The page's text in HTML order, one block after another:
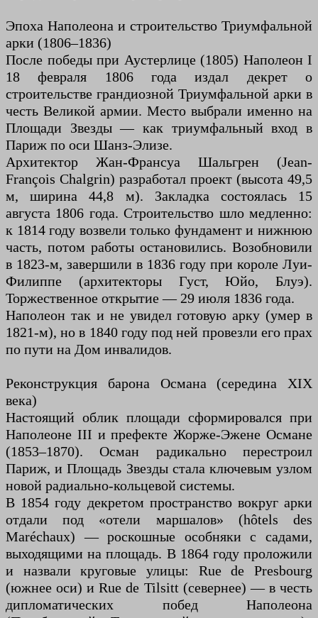
Эпоха Наполеона и строительство Триумфальной
арки (1806–1836)
После победы при Аустерлице (1805) Наполеон I
18 февраля 1806 года издал декрет о
строительстве грандиозной Триумфальной арки в
честь Великой армии. Место выбрали именно на
Площади Звезды — как триумфальный вход в
Париж по оси Шанз-Элизе.
Архитектор Жан-Франсуа Шальгрен (Jean-
François Chalgrin) разработал проект (высота 49,5
м, ширина 44,8 м). Закладка состоялась 15
августа 1806 года. Строительство шло медленно:
к 1814 году возвели только фундамент и нижнюю
часть, потом работы остановились. Возобновили
в 1823-м, завершили в 1836 году при короле Луи-
Филиппе (архитекторы Густ, Юйо, Блуэ).
Торжественное открытие — 29 июля 1836 года.
Наполеон так и не увидел готовую арку (умер в
1821-м), но в 1840 году под ней провезли его прах
по пути на Дом инвалидов.
Реконструкция барона Османа (середина XIX
века)
Настоящий облик площади сформировался при
Наполеоне III и префекте Жорже-Эжене Османе
(1853–1870). Осман радикально перестроил
Париж, и Площадь Звезды стала ключевым узлом
новой радиально-кольцевой системы.
В 1854 году декретом пространство вокруг арки
отдали под «отели маршалов» (hôtels des
Maréchaux) — роскошные особняки с садами,
выходящими на площадь. В 1864 году проложили
и назвали круговые улицы: Rue de Presbourg
(южнее оси) и Rue de Tilsitt (севернее) — в честь
дипломатических побед Наполеона